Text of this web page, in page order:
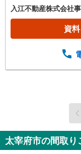
入江不動産株式会社
資
太宰府市の間取